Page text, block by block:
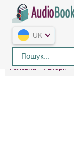
UK
Головна Автори